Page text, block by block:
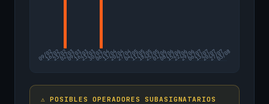
09/02
16/0223/0202/0309/0316/0323/0330/0306/0413/0420/0427/0404/0511/0518/0525/0501/0608/0615/0622/0629/0606/0713/0720/0727/07
03/08
⚠️ POSIBLES OPERADORES SUBASIGNATARIOS